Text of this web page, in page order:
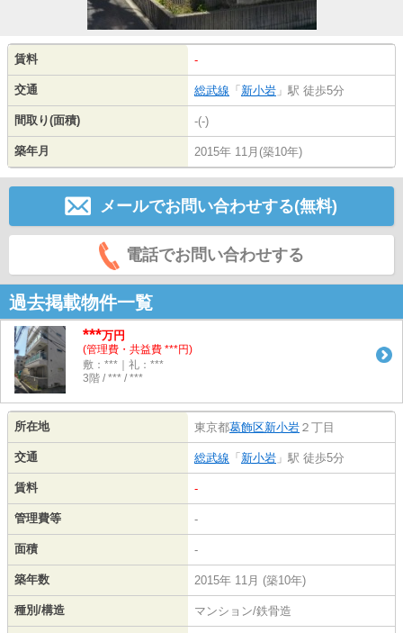
賃料 -
交通 総武線 「 新小岩 」駅 徒歩5分
間取り(面積) -(-)
築年月 2015年 11月(築10年)
メールでお問い合わせする(無料)
電話でお問い合わせする
過去掲載物件一覧
***万円
(管理費・共益費 ***円)
敷：***｜礼：***
3階 / *** / ***
所在地 東京都葛飾区新小岩 ２丁目
交通 総武線 「 新小岩 」駅 徒歩5分
賃料 -
管理費等 -
面積 -
築年数 2015年 11月 (築10年)
種別/構造 マンション/鉄骨造